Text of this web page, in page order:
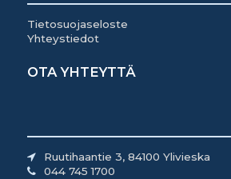
Tietosuojaseloste
Yhteystiedot
OTA YHTEYTTÄ
Ruutihaantie 3, 84100 Ylivieska
044 745 1700